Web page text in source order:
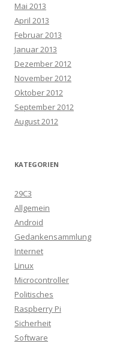
Mai 2013
April 2013
Februar 2013
Januar 2013
Dezember 2012
November 2012
Oktober 2012
September 2012
August 2012
KATEGORIEN
29C3
Allgemein
Android
Gedankensammlung
Internet
Linux
Microcontroller
Politisches
Raspberry Pi
Sicherheit
Software